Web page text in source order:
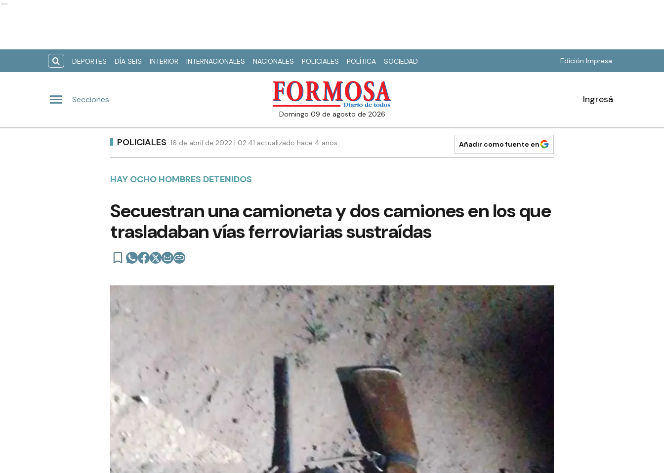
Ads
DEPORTES DÍA SEIS INTERIOR INTERNACIONALES NACIONALES POLICIALES POLÍTICA SOCIEDAD Edición Impresa
Secciones
domingo 09 de agosto de 2026
Ingresá
POLICIALES 16 de abril de 2022 | 02:41 actualizado hace 4 años Añadir como fuente en
HAY OCHO HOMBRES DETENIDOS
Secuestran una camioneta y dos camiones en los que
trasladaban vías ferroviarias sustraídas